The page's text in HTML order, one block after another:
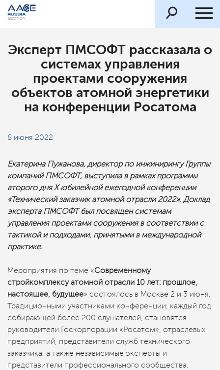
Эксперт ПМСОФТ рассказала о
системах управления
проектами сооружения
объектов атомной энергетики
на конференции Росатома
8 июня 2022
Екатерина Пужанова, директор по инжинирингу Группы
компаний ПМСОФТ, выступила в рамках программы
второго дня Х юбилейной ежегодной конференции
«Технический заказчик атомной отрасли 2022». Доклад
эксперта ПМСОФТ был посвящен системам
управления проектами сооружения в соответствии с
тактикой и подходами, принятыми в международной
практике.
Мероприятия по теме «Современному
стройкомплексу атомной отрасли 10 лет: прошлое,
настоящее, будущее» состоялось в Москве 2 и 3 июня.
Традиционными участниками конференции, каждый год
собирающей более 200 слушателей, становятся
руководители Госкорпорации «Росатом», отраслевых
предприятий, представители служб технического
заказчика, а также независимые эксперты и
представители профессионального сообщества.